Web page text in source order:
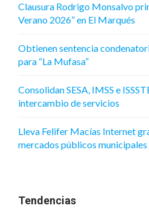
Clausura Rodrigo Monsalvo
Verano 2026” en El Marqués
Obtienen sentencia
para “La Mufasa”
Consolidan SESA, IMSS e
intercambio de servicios
Lleva Felifer Macías Internet
mercados públicos municipales
Tendencias